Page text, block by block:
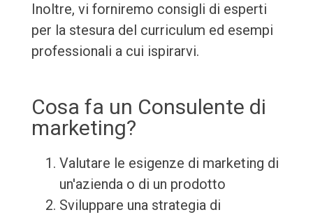
Inoltre, vi forniremo consigli di esperti
per la stesura del curriculum ed esempi
professionali a cui ispirarvi.
Cosa fa un Consulente di
marketing?
Valutare le esigenze di marketing di
un'azienda o di un prodotto
Sviluppare una strategia di